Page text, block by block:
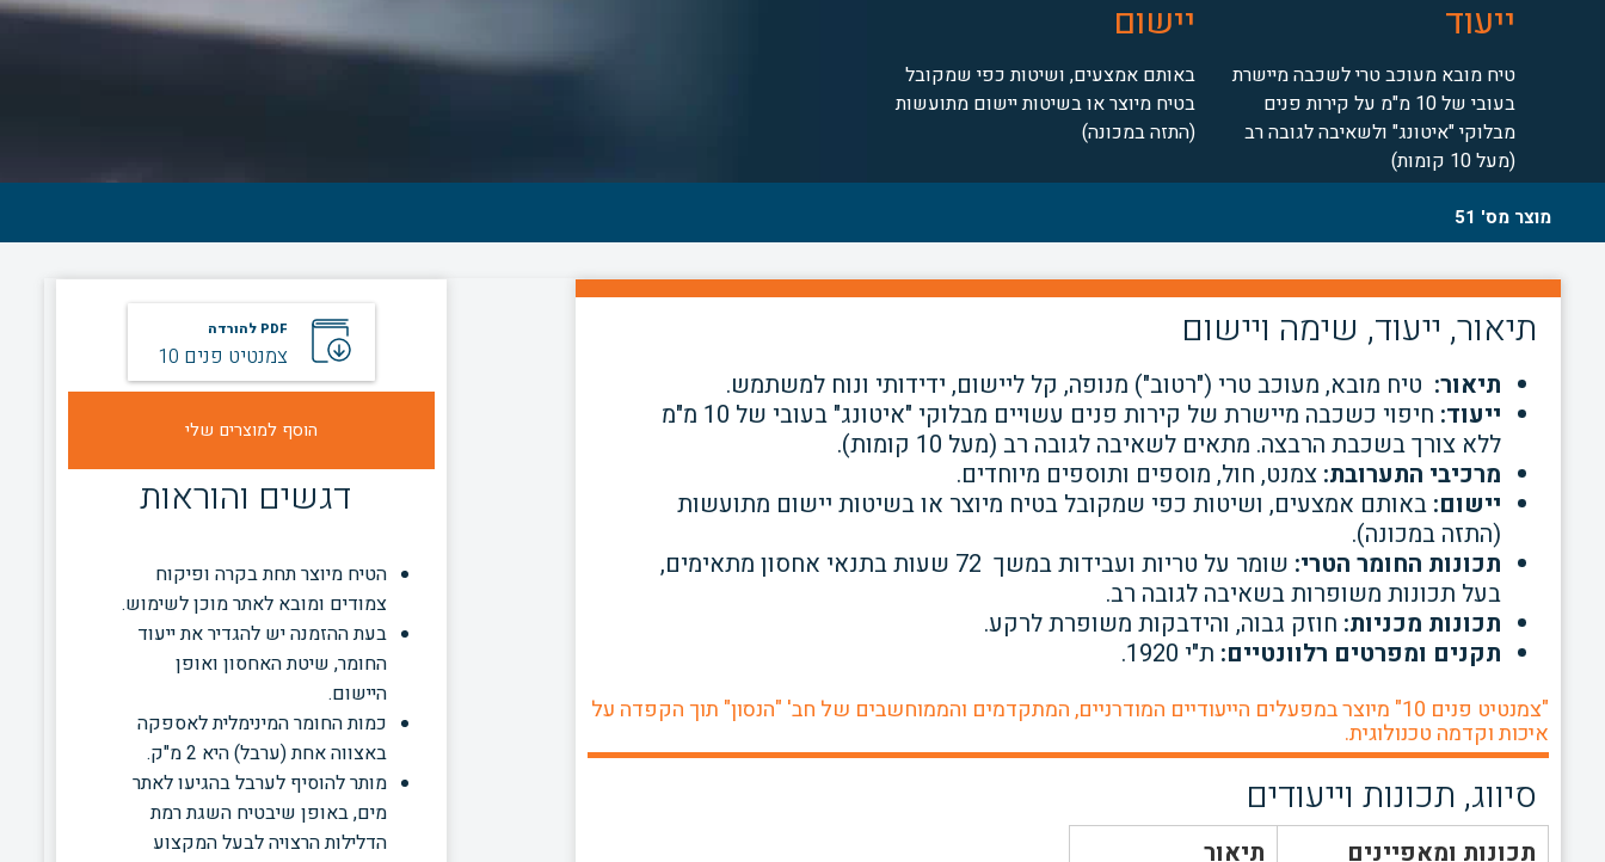
ייעוד
יישום
טיח מובא מעוכב טרי לשכבה מיישרת
בעובי של 10 מ"מ על קירות פנים
מבלוקי "איטונג" ולשאיבה לגובה רב
(מעל 10 קומות)
באותם אמצעים, ושיטות כפי שמקובל
בטיח מיוצר או בשיטות יישום מתועשות
(התזה במכונה)
מוצר מס' 51
תיאור, ייעוד, שימה ויישום
תיאור: טיח מובא, מעוכב טרי ("רטוב") מנופה, קל ליישום, ידידותי ונוח למשתמש.
ייעוד:
חיפוי כשכבה מיישרת של קירות פנים עשויים מבלוקי "איטונג" בעובי של 10 מ"מ
ללא צורך בשכבת הרבצה. מתאים לשאיבה לגובה רב (מעל 10 קומות).
מרכיבי התערובת: צמנט, חול, מוספים ותוספים מיוחדים.
יישום: באותם אמצעים, ושיטות כפי שמקובל בטיח מיוצר או בשיטות יישום מתועשות
(התזה במכונה).
תכונות החומר הטרי: שומר על טריות ועבידות במשך
שעות בתנאי אחסון מתאימים,
בעל תכונות משופרות בשאיבה לגובה רב.
תכונות מכניות: חוזק גבוה, והידבקות משופרת לרקע.
תקנים ומפרטים רלוונטיים: ת"י 1920.
"צמנטיט פנים 10" מיוצר במפעלים הייעודיים המודרניים, המתקדמים והממוחשבים של חב' "הנסון" תוך הקפדה על
איכות וקדמה טכנולוגית.
סיווג, תכונות וייעודים
תכונות ומאפיינים תיאור
PDF להורדה
צמנטיט פנים 10
דגשים והוראות
הטיח מיוצר תחת בקרה ופיקוח
צמודים ומובא לאתר מוכן לשימוש.
בעת ההזמנה יש להגדיר את ייעוד
החומר, שיטת האחסון ואופן
היישום.
כמות החומר המינימלית לאספקה
באצווה אחת (ערבל) היא 2 מ"ק.
מותר להוסיף לערבל בהגיעו לאתר
מים, באופן שיבטיח השגת רמת
הדלילות הרצויה לבעל המקצוע